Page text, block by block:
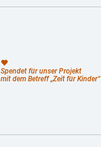
Spendet für unser Projekt
mit dem Betreff „Zeit für Kinder“